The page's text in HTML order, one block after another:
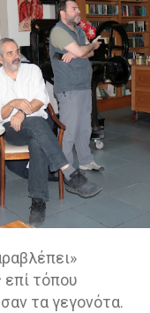
επί τόπου
τα γεγονότα.